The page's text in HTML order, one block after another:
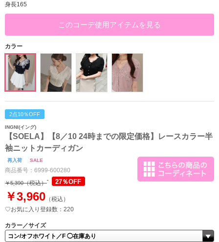
身長165
このコーデ使用アイテムを見る
カラー
2点10％OFF
INGNI(イング)
【SOELA】【8／10 24時までの限定価格】レースカラー半
袖ニットカーディガン
再入荷 SALE
商品番号： 6999-600280
￥5,390（税込） 27％OFF
￥3,960 （税込）
♡お気に入り登録数：220
カラー／サイズ